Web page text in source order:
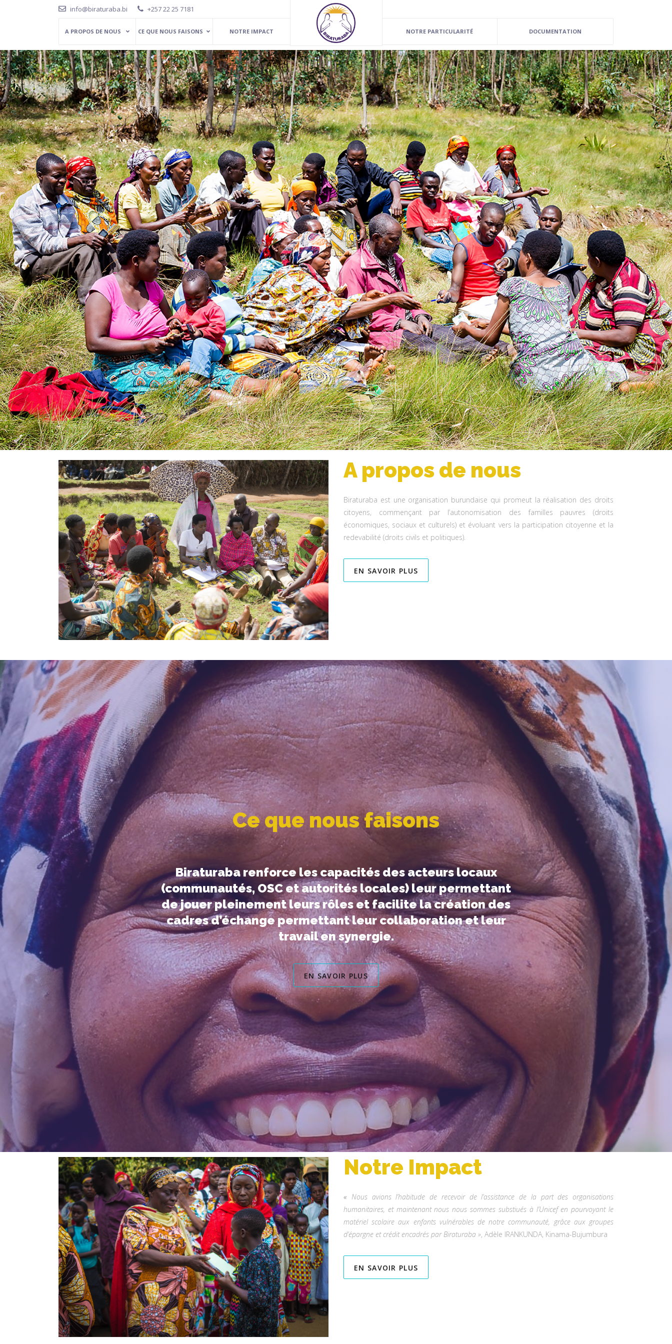
info@biraturaba.bi +257 22 25 7181
A PROPOS DE NOUS CE QUE NOUS FAISONS NOTRE IMPACT NOTRE PARTICULARITÉ DOCUMENTATION
A propos de nous
Biraturaba est une organisation burundaise qui promeut la réalisation des droits
citoyens, commençant par l’autonomisation des familles pauvres (droits
économiques, sociaux et culturels) et évoluant vers la participation citoyenne et la
redevabilité (droits civils et politiques).
EN SAVOIR PLUS
Ce que nous faisons
Biraturaba renforce les capacités des acteurs locaux
(communautés, OSC et autorités locales) leur permettant
de jouer pleinement leurs rôles et facilite la création des
cadres d’échange permettant leur collaboration et leur
travail en synergie.
EN SAVOIR PLUS
Notre Impact
« Nous avions l’habitude de recevoir de l’assistance de la part des organisations
humanitaires, et maintenant nous nous sommes substiués à l’Unicef en pourvoyant le
matériel scolaire aux enfants vulnérables de notre communauté, grâce aux groupes
d’épargne et crédit encadrés par Biraturaba », Adèle IRANKUNDA, Kinama-Bujumbura
EN SAVOIR PLUS